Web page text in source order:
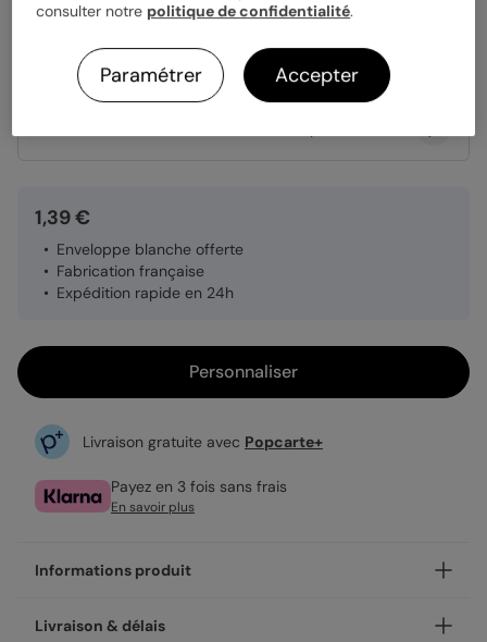
Papier Papier Satiné
1,39 €
Enveloppe blanche offerte
Fabrication française
Expédition rapide en 24h
Personnaliser
Livraison gratuite avec Popcarte+
Payez en 3 fois sans frais
En savoir plus
Informations produit
Personnalisez votre invitation anniversaire adulte Petites
Livraison & délais
consulter notre politique de confidentialité.
Paramétrer Accepter